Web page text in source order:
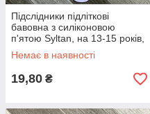
Підслідники підліткові
бавовна з силіконовою
п'ятою Syltan, на 13-15 років,
асорті, 3175
Немає в наявності
19,80 ₴